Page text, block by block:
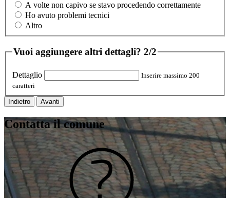
A volte non capivo se stavo procedendo correttamente
Ho avuto problemi tecnici
Altro
Vuoi aggiungere altri dettagli? 2/2
Dettaglio
Inserire massimo 200
caratteri
Indietro Avanti
Contatta il comune